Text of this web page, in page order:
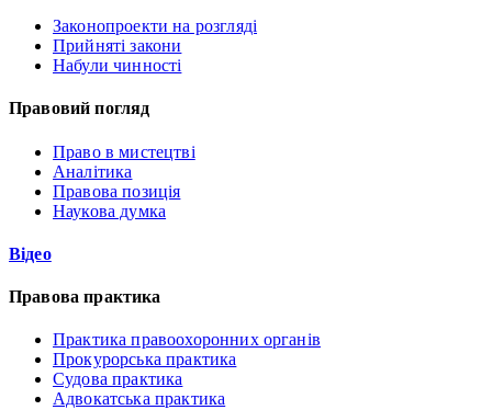
Законопроекти на розгляді
Прийняті закони
Набули чинності
Правовий погляд
Право в мистецтві
Аналітика
Правова позиція
Наукова думка
Відео
Правова практика
Практика правоохоронних органів
Прокурорська практика
Судова практика
Адвокатська практика